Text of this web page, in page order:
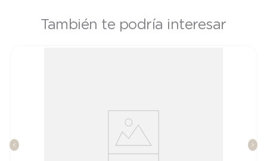
También te podría interesar